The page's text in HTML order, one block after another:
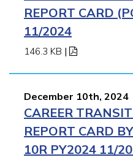
REPORT CARD
11/2024
146.3 KB |
December 10th, 2024
CAREER
REPORT CARD
10R PY2024 11/